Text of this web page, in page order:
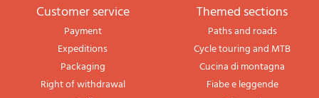
Customer service
Payment
Expeditions
Packaging
Right of withdrawal
themed sections
Paths and roads
Cycle touring and MTB
Cucina di montagna
Fiabe e leggende